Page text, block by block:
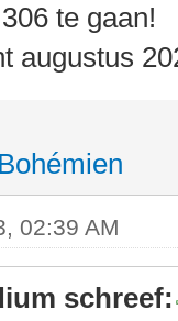
te gaan!
augustus
02:39 AM
schreef: